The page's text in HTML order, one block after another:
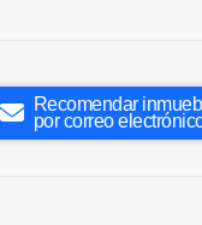
Recomendar
por correo